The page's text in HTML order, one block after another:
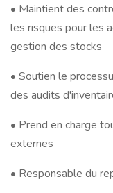
• Maintient des
les risques pour les
gestion des stocks
• Soutien le
des audits
• Prend en charge
externes
• Responsable du